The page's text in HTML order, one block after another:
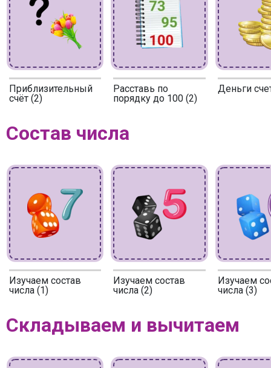
Приблизительный
счёт (2)
Расставь по
порядку до 100 (2)
Деньги
Состав числа
Изучаем состав
числа (1)
Изучаем состав
числа (2)
Изучаем
числа (3)
Складываем и вычитаем